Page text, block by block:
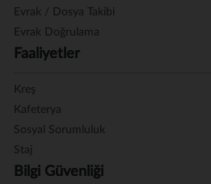
Evrak / Dosya Takibi
Evrak Doğrulama
Faaliyetler
Kreş
Kafeterya
Sosyal Sorumluluk
Staj
Bilgi Güvenliği